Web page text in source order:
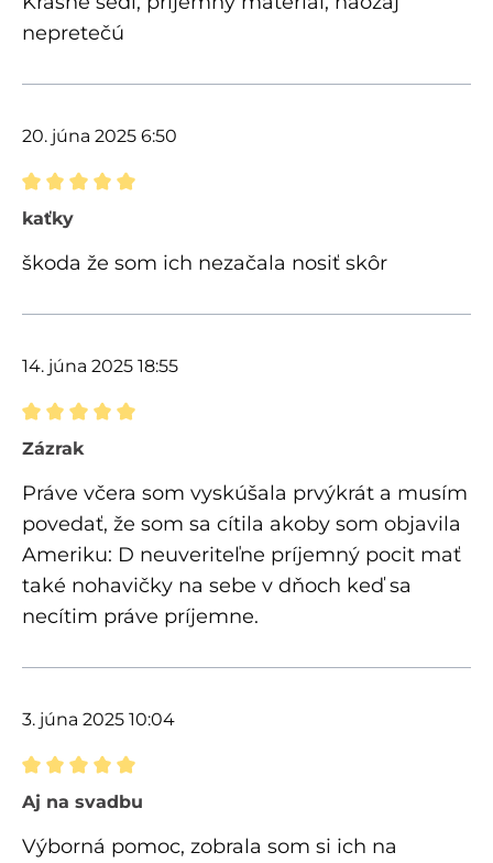
nepretečú
20. júna 2025 6:50
Recenzia s hodnotením 5 z 5 hviezdičiek
kaťky
škoda že som ich nezačala nosiť skôr
14. júna 2025 18:55
Recenzia s hodnotením 5 z 5 hviezdičiek
Zázrak
Práve včera som vyskúšala prvýkrát a musím
povedať, že som sa cítila akoby som objavila
Ameriku: D neuveriteľne príjemný pocit mať
také nohavičky na sebe v dňoch keď sa
necítim práve príjemne.
3. júna 2025 10:04
Recenzia s hodnotením 5 z 5 hviezdičiek
Aj na svadbu
Výborná pomoc, zobrala som si ich na